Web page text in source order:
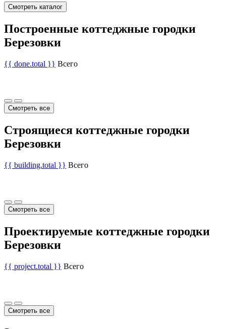
Смотреть каталог
Построенные коттеджные городки
Березовки
{{ done.total }} Всего
Смотреть все
Строящиеся коттеджные городки
Березовки
{{ building.total }} Всего
Смотреть все
Проектируемые коттеджные городки
Березовки
{{ project.total }} Всего
Смотреть все